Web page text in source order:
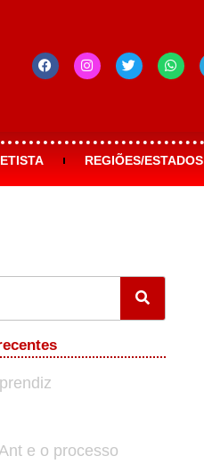
REGIÕES/ESTADOS
e o processo